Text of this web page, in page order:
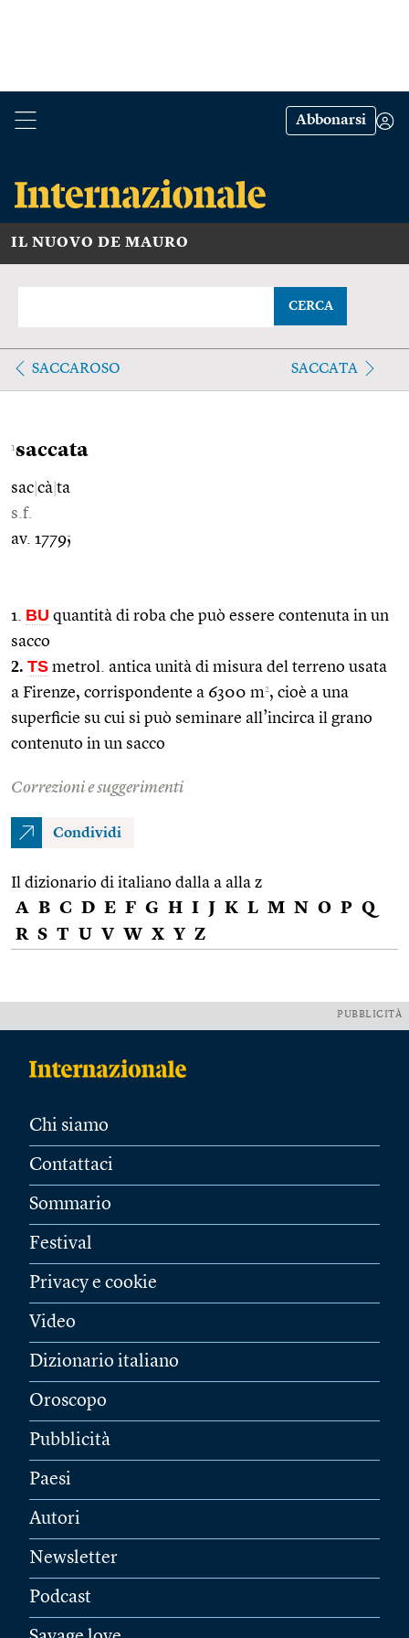
Abbonarsi
IL NUOVO DE MAURO
CERCA
SACCAROSO SACCATA
1saccata
sac cà ta
s.f.
av. 1779;
1. BU quantità di roba che può essere contenuta in un
sacco
2. TS metrol. antica unità di misura del terreno usata
a Firenze, corrispondente a 6300 m2, cioè a una
superficie su cui si può seminare all’incirca il grano
contenuto in un sacco
Correzioni e suggerimenti
Condividi
Il dizionario di italiano dalla a alla z
A B C D E F G H I J K L M N O P Q
R S T U V W X Y Z
PUBBLICITÀ
Chi siamo
Contattaci
Sommario
Festival
Privacy e cookie
Video
Dizionario italiano
Oroscopo
Pubblicità
Paesi
Autori
Newsletter
Podcast